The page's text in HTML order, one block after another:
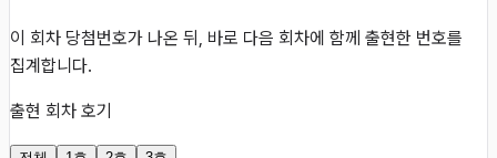
이 회차 당첨번호가 나온 뒤, 바로 다음 회차에 함께 출현한 번호를
집계합니다.
출현 회차 호기